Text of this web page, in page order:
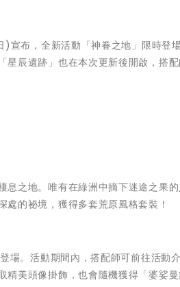
宣布，全新活動「神眷之地」限時登
星辰遺跡」也在本次更新後開啟，搭
息之地。唯有在綠洲中摘下迷途之果
處的祕境，獲得多套荒原風格套裝！
場。活動期間內，搭配師可前往活動
精美頭像掛飾，也會隨機獲得「婆娑